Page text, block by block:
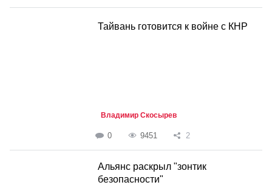
Тайвань готовится к войне с КНР
Владимир Скосырев
0 9451 2
Альянс раскрыл "зонтик
безопасности"